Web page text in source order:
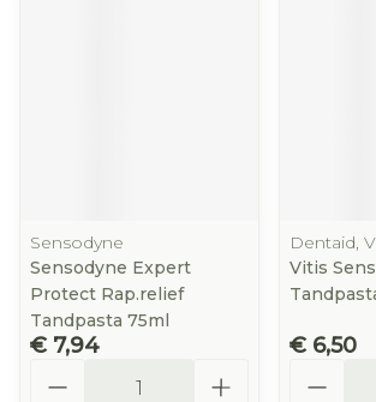
Sensodyne
Sensodyne Expert
Protect Rap.relief
Tandpasta 75ml
€ 7,94
Dentaid,
Vitis
€ 6,50